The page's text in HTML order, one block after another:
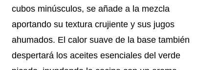
cubos minúsculos, se añade a la mezcla
aportando su textura crujiente y sus jugos
ahumados. El calor suave de la base también
despertará los aceites esenciales del verde